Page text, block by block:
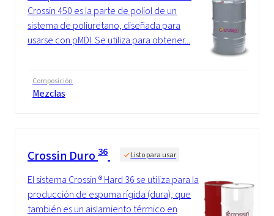
Crossin 450 es la parte de poliol de un
sistema de poliuretano, diseñada para
usarse con pMDI. Se utiliza para obtener...
Composición
Mezclas
Crossin Duro 36 Listo para usar
El sistema Crossin ® Hard 36 se utiliza para la
producción de espuma rígida (dura), que
también es un aislamiento térmico en